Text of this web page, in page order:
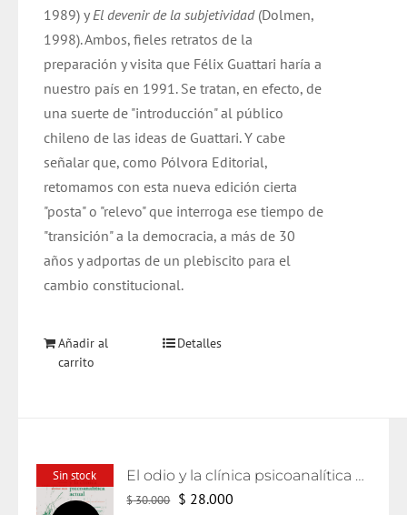
1989) yEl devenir de la subjetividad(Dolmen,
1998). Ambos, fieles retratos de la
preparación y visita que Félix Guattari haría a
nuestro país en 1991. Se tratan, en efecto, de
una suerte de "introducción" al público
chileno de las ideas de Guattari. Y cabe
señalar que, como Pólvora Editorial,
retomamos con esta nueva edición cierta
"posta" o "relevo" que interroga ese tiempo de
"transición" a la democracia, a más de 30
años y adportas de un plebiscito para el
cambio constitucional.
Añadir al
carrito
Detalles
Sin stock El odio y la clínica psicoanalítica actual
$30.000 El
$ 28.000